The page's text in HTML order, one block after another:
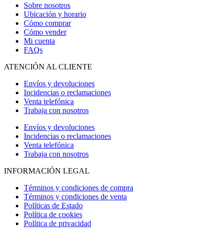
Sobre nosotros
Ubicación y horario
Cómo comprar
Cómo vender
Mi cuenta
FAQs
ATENCIÓN AL CLIENTE
Envíos y devoluciones
Incidencias o reclamaciones
Venta telefónica
Trabaja con nosotros
Envíos y devoluciones
Incidencias o reclamaciones
Venta telefónica
Trabaja con nosotros
INFORMACIÓN LEGAL
Términos y condiciones de compra
Términos y condiciones de venta
Políticas de Estado
Política de cookies
Política de privacidad